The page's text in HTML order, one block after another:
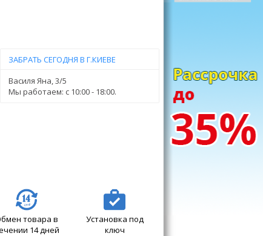
ЗАБРАТЬ СЕГОДНЯ В Г.КИЕВЕ
Василя Яна, 3/5
Мы работаем: c 10:00 - 18:00.
товара в
14 дней
Установка под
ключ